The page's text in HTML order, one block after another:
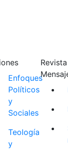
Enfoques
Políticos
y
Sociales
Teología
y
Revista